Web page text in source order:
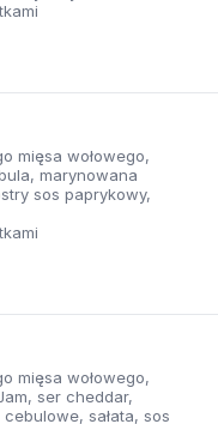
mięsa wołowego,
marynowana
sos paprykowy,
mięsa wołowego,
ser cheddar,
sałata, sos